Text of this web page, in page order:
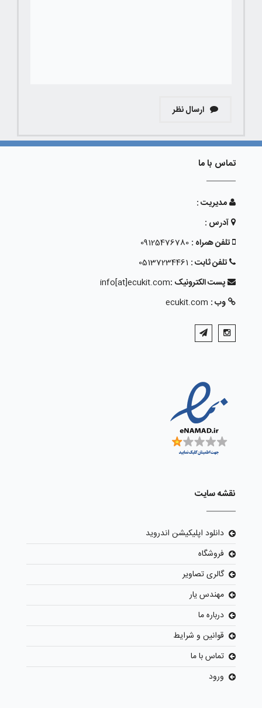
ارسال نظر
تماس با ما
مدیریت :
آدرس :
تلفن همراه : 09125476780
تلفن ثابت : 05137234461
پست الکترونیک :info[at]ecukit.com
وب : ecukit.com
نقشه سایت
دانلود اپلیکیشن اندروید
فروشگاه
گالری تصاویر
مهندس یار
درباره ما
قوانین و شرایط
تماس با ما
ورود